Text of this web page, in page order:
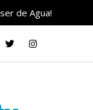
de Agua!